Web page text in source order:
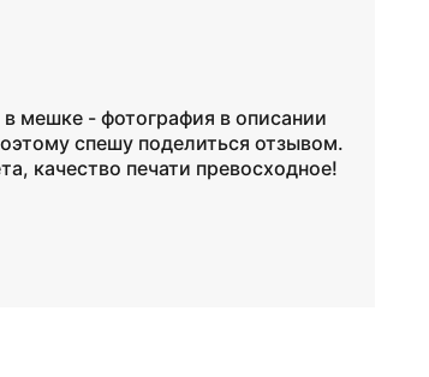
мешке - фотография в описании
спешу поделиться отзывом.
качество печати превосходное!